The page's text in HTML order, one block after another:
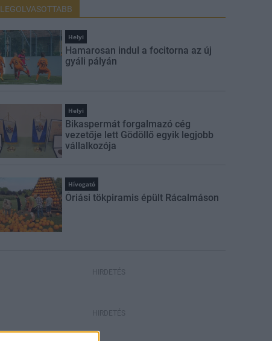
LEGOLVASOTTABB
Helyi
Hamarosan indul a focitorna az új
gyáli pályán
Helyi
Bikaspermát forgalmazó cég
vezetője lett Gödöllő egyik legjobb
vállalkozója
Hívogató
Óriási tökpiramis épült Rácalmáson
HIRDETÉS
HIRDETÉS